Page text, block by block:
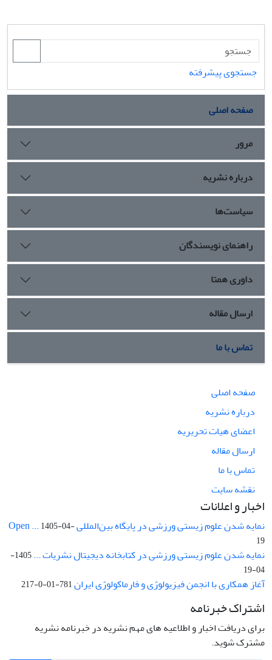
جستجوی پیشرفته
صفحه اصلی
مرور
درباره نشریه
سیاست‌ها
راهنمای نویسندگان
داوری همتا
ارسال مقاله
تماس با ما
صفحه اصلی
درباره نشریه
اعضای هیات تحریریه
ارسال مقاله
تماس با ما
نقشه سایت
اخبار و اعلانات
نمایه شدن علوم زیستی ورزشی در پایگاه بین‌المللی Open ...1405-04-
19
نمایه شدن علوم زیستی ورزشی در کتابخانه دیجیتال نشریات ...
1405-
04-19
آغاز همکاری با انجمن فیزیولوژی و فارماکولوژی ایران781-01-0-217
اشتراک خبرنامه
برای دریافت اخبار و اطلاعیه های مهم نشریه در خبرنامه نشریه
مشترک شوید.